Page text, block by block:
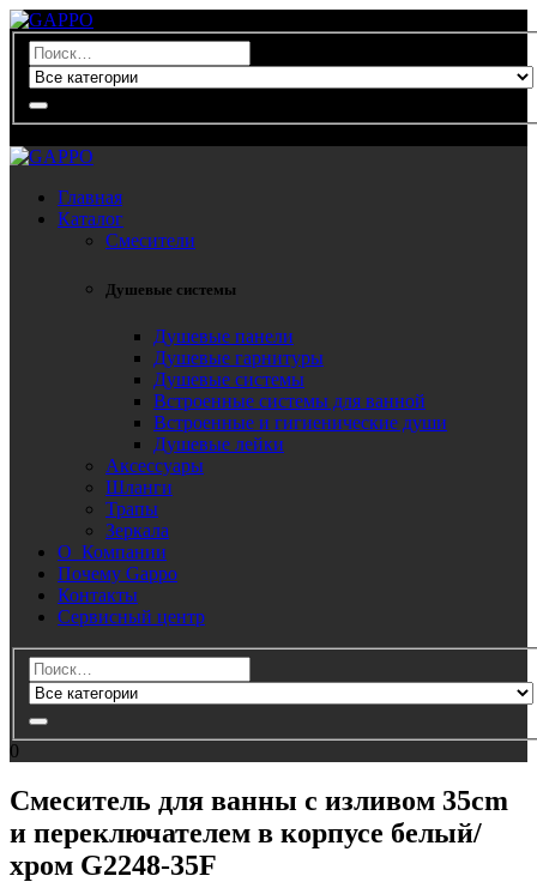
Главная
Каталог
Смесители
Душевые системы
Душевые панели
Душевые гарнитуры
Душевые системы
Встроенные системы для ванной
Встроенные и гигиенические души
Душевые лейки
Аксессуары
Шланги
Трапы
Зеркала
О Компании
Почему Gappo
Контакты
Сервисный центр
0
Смеситель для ванны с изливом 35cm
и переключателем в корпусе белый/
хром G2248-35F